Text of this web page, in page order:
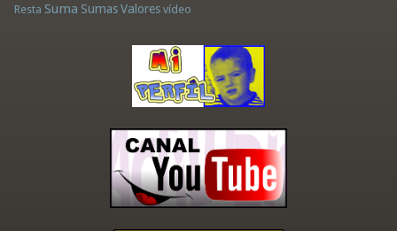
Resta Suma Sumas Valores vídeo